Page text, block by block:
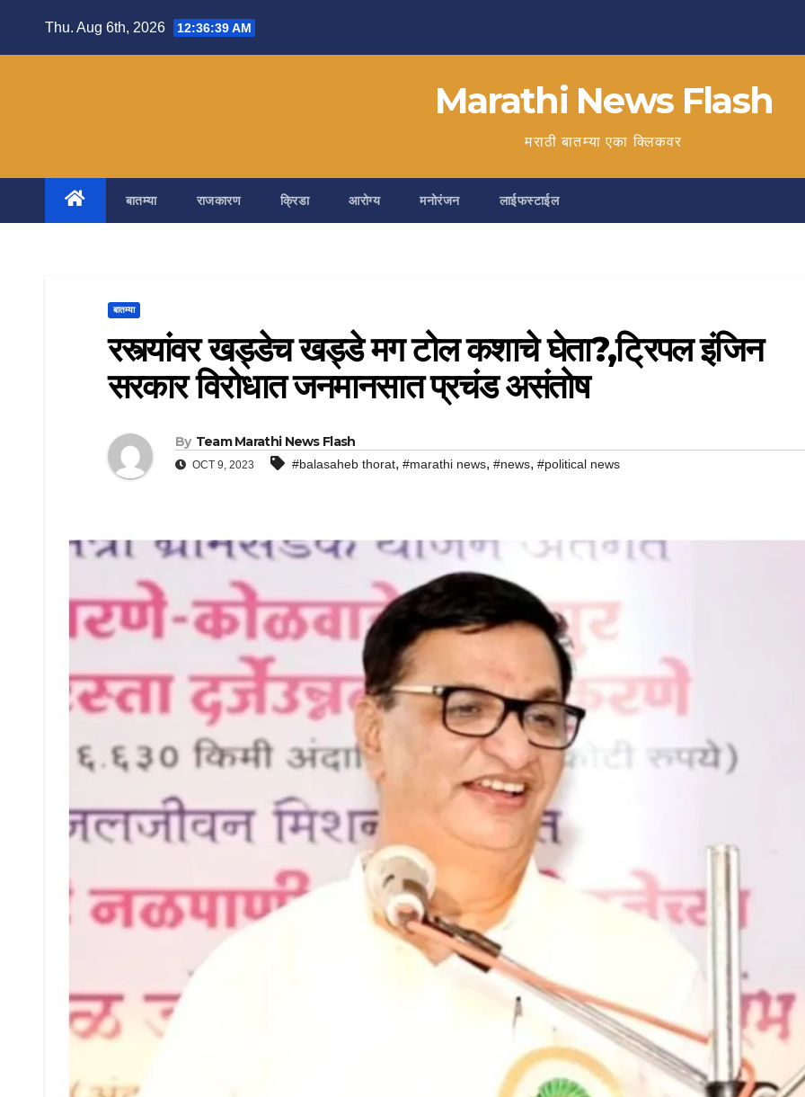
Thu. Aug 6th, 2026 12:36:41 AM
Marathi News Flash
मराठी बातम्या एका क्लिकवर
बातम्या राजकारण क्रिडा आरोग्य मनोरंजन लाईफस्टाईल
बातम्या
रस्त्यांवर खड्डेच खड्डे मग टोल कशाचे घेता?,ट्रिपल इंजिन
सरकार विरोधात जनमानसात प्रचंड असंतोष
By Team Marathi News Flash
OCT 9, 2023 #balasaheb thorat, #marathi news, #news, #political news